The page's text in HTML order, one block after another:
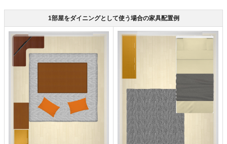
1部屋をダイニングとして使う場合の家具配置例